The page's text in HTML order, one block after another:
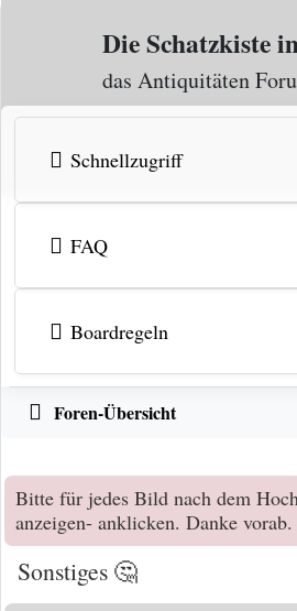
Zum Inhalt
Die Schatzkiste
das Antiquitäten
Schnellzugriff
FAQ
Boardregeln
Foren-Übersicht
Bitte für jedes Bild nach dem
anzeigen- anklicken. Danke vorab.
Sonstiges 🤔